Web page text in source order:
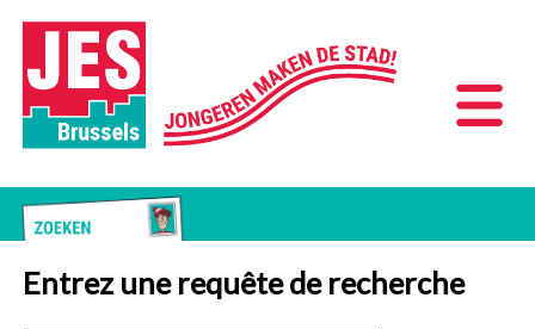
Entrez une requête de recherche